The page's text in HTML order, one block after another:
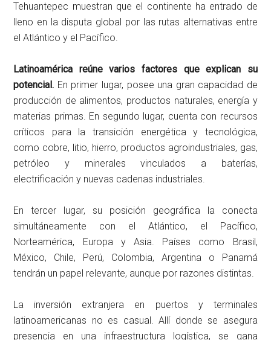
Tehuantepec muestran que el continente ha entrado de
lleno en la disputa global por las rutas alternativas entre
el Atlántico y el Pacífico.
Latinoamérica reúne varios factores que explican su
potencial. En primer lugar, posee una gran capacidad de
producción de alimentos, productos naturales, energía y
materias primas. En segundo lugar, cuenta con recursos
críticos para la transición energética y tecnológica,
como cobre, litio, hierro, productos agroindustriales, gas,
petróleo y minerales vinculados a baterías,
electrificación y nuevas cadenas industriales.
En tercer lugar, su posición geográfica la conecta
simultáneamente con el Atlántico, el Pacífico,
Norteamérica, Europa y Asia. Países como Brasil,
México, Chile, Perú, Colombia, Argentina o Panamá
tendrán un papel relevante, aunque por razones distintas.
La inversión extranjera en puertos y terminales
latinoamericanas no es casual. Allí donde se asegura
presencia en una infraestructura logística, se gana